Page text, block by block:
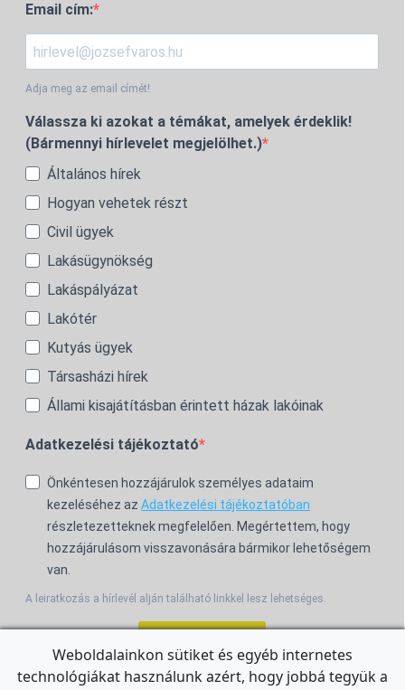
Email cím:
Adja meg az email címét!
Válassza ki azokat a témákat, amelyek érdeklik!
(Bármennyi hírlevelet megjelölhet.)
Általános hírek
Hogyan vehetek részt
Civil ügyek
Lakásügynökség
Lakáspályázat
Lakótér
Kutyás ügyek
Társasházi hírek
Állami kisajátításban érintett házak lakóinak
Adatkezelési tájékoztató
Önkéntesen hozzájárulok személyes adataim
kezeléséhez az Adatkezelési tájékoztatóban
részletezetteknek megfelelően. Megértettem, hogy
hozzájárulásom visszavonására bármikor lehetőségem
van.
A leiratkozás a hírlevél alján található linkkel lesz lehetséges.
Weboldalainkon sütiket és egyéb internetes
technológiákat használunk azért, hogy jobbá tegyük a